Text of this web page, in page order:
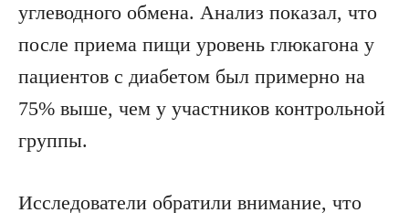
углеводного обмена. Анализ показал, что
после приема пищи уровень глюкагона у
пациентов с диабетом был примерно на
75% выше, чем у участников контрольной
группы.
Исследователи обратили внимание, что